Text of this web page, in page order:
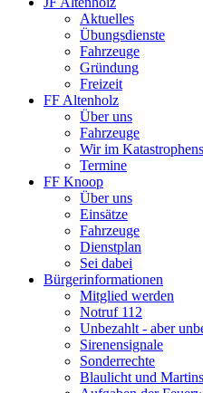
Aktuelles
Übungsdienste
Fahrzeuge
Gründung
Freizeit
FF Altenholz
Über uns
Fahrzeuge
Wir im
Termine
FF Knoop
Über uns
Einsätze
Fahrzeuge
Dienstplan
Sei dabei
Bürgerinformationen
Mitglied werden
Notruf 112
Unbezahlt - aber
Sirenensignale
Sonderrechte
Blaulicht und